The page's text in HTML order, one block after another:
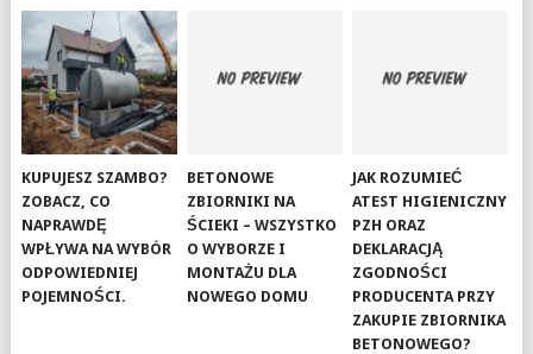
KUPUJESZ SZAMBO?
ZOBACZ, CO
NAPRAWDĘ
WPŁYWA NA WYBÓR
ODPOWIEDNIEJ
POJEMNOŚCI.
BETONOWE
ZBIORNIKI NA
ŚCIEKI – WSZYSTKO
O WYBORZE I
MONTAŻU DLA
NOWEGO DOMU
JAK ROZUMIEĆ
ATEST HIGIENICZNY
PZH ORAZ
DEKLARACJĄ
ZGODNOŚCI
PRODUCENTA PRZY
ZAKUPIE ZBIORNIKA
BETONOWEGO?